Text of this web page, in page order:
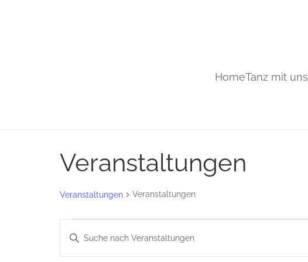
HomeTanz mit uns
Veranstaltungen
Veranstaltungen Veranstaltungen
Veranstaltungen
Veranstaltungen
Bitte